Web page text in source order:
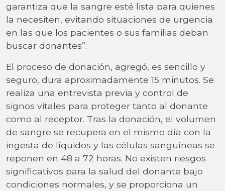
garantiza que la sangre esté lista para quienes
la necesiten, evitando situaciones de urgencia
en las que los pacientes o sus familias deban
buscar donantes”.
El proceso de donación, agregó, es sencillo y
seguro, dura aproximadamente 15 minutos. Se
realiza una entrevista previa y control de
signos vitales para proteger tanto al donante
como al receptor. Tras la donación, el volumen
de sangre se recupera en el mismo día con la
ingesta de líquidos y las células sanguíneas se
reponen en 48 a 72 horas. No existen riesgos
significativos para la salud del donante bajo
condiciones normales, y se proporciona un